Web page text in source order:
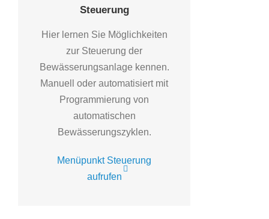
Steuerung
Hier lernen Sie Möglichkeiten
zur Steuerung der
Bewässerungsanlage kennen.
Manuell oder automatisiert mit
Programmierung von
automatischen
Bewässerungszyklen.
Menüpunkt Steuerung
aufrufen